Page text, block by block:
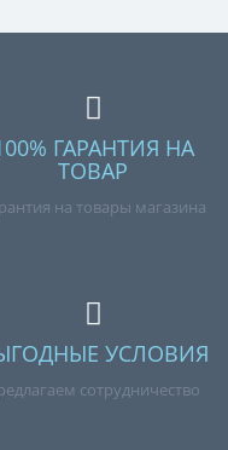
ГАРАНТИЯ НА
ТОВАР
на товары магазина
УСЛОВИЯ
сотрудничество